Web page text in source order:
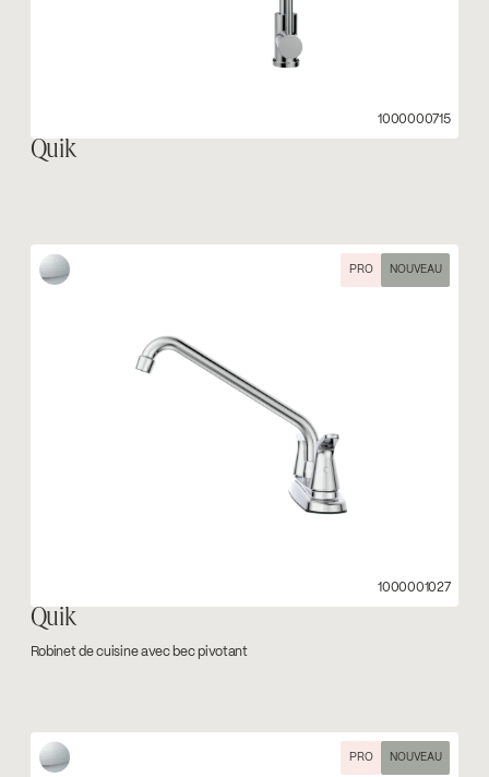
1000000715
Quik
PRO NOUVEAU
1000001027
Quik
Robinet de cuisine avec bec pivotant
PRO NOUVEAU